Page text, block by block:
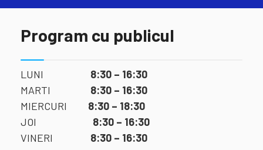
Program cu publicul
LUNI 8:30 – 16:30
MARTI 8:30 – 16:30
MIERCURI 8:30 – 18:30
JOI 8:30 – 16:30
VINERI 8:30 – 16:30